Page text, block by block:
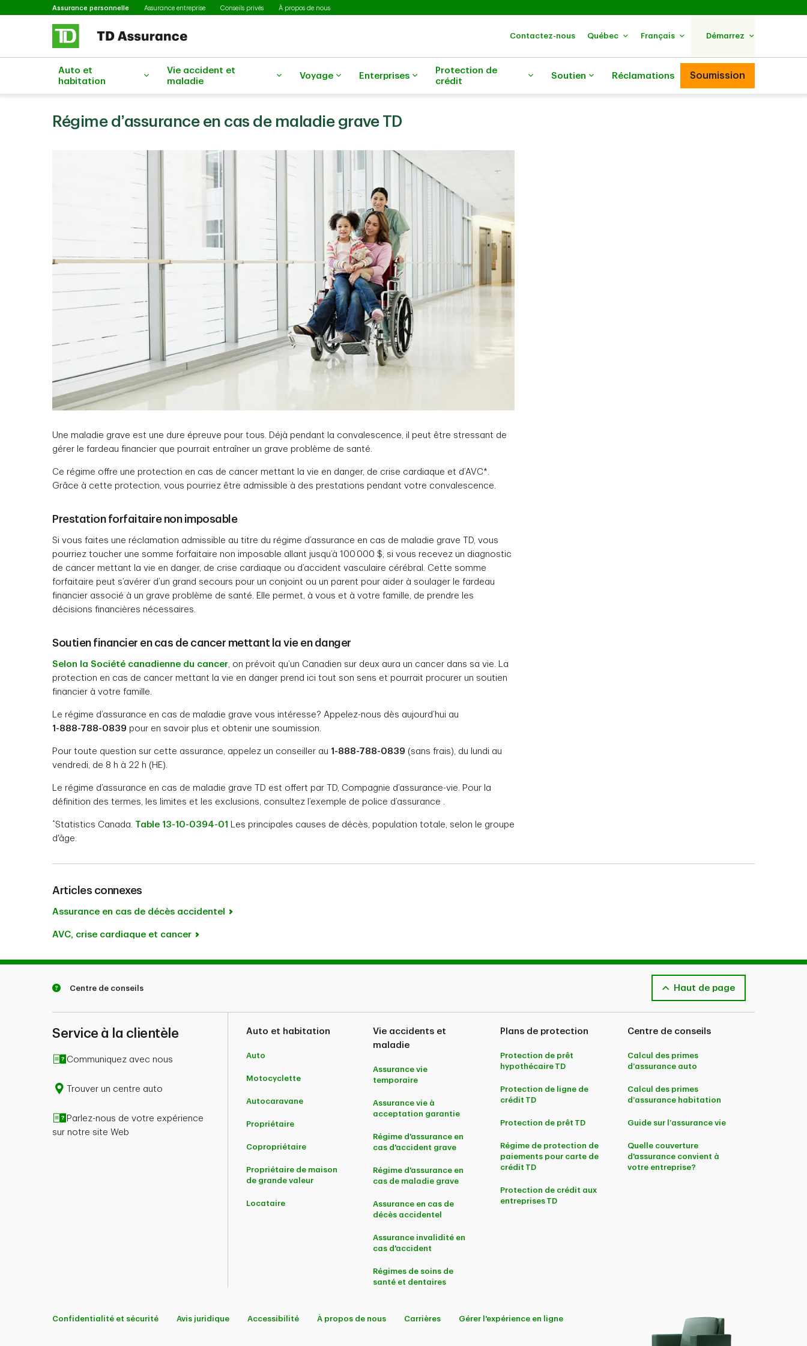
Passer au contenu principal
Assurance personnelle Sélectionné
Assurance entreprise Conseils privés À propos de nous
Contactez-nous Québec Français Démarrez
Auto et
habitation
Vie accident et
maladie
Voyage Enterprises
Protection de
crédit
Soutien Réclamations Soumission
Régime d’assurance en cas de maladie grave TD
Une maladie grave est une dure épreuve pour tous. Déjà pendant la convalescence, il peut être stressant de
gérer le fardeau financier que pourrait entraîner un grave problème de santé.
Ce régime offre une protection en cas de cancer mettant la vie en danger, de crise cardiaque et d’AVC*.
Grâce à cette protection, vous pourriez être admissible à des prestations pendant votre convalescence.
Prestation forfaitaire non imposable
Si vous faites une réclamation admissible au titre du régime d’assurance en cas de maladie grave TD, vous
pourriez toucher une somme forfaitaire non imposable allant jusqu’à 100 000 $, si vous recevez un diagnostic
de cancer mettant la vie en danger, de crise cardiaque ou d’accident vasculaire cérébral. Cette somme
forfaitaire peut s’avérer d’un grand secours pour un conjoint ou un parent pour aider à soulager le fardeau
financier associé à un grave problème de santé. Elle permet, à vous et à votre famille, de prendre les
décisions financières nécessaires.
Soutien financier en cas de cancer mettant la vie en danger
Selon la Société canadienne du cancer , on prévoit qu’un Canadien sur deux aura un cancer dans sa vie. La
protection en cas de cancer mettant la vie en danger prend ici tout son sens et pourrait procurer un soutien
financier à votre famille.
Le régime d’assurance en cas de maladie grave vous intéresse? Appelez-nous dès aujourd’hui au
1-888-788-0839 pour en savoir plus et obtenir une soumission.
Pour toute question sur cette assurance, appelez un conseiller au 1-888-788-0839 (sans frais), du lundi au
vendredi, de 8 h à 22 h (HE).
Le régime d’assurance en cas de maladie grave TD est offert par TD, Compagnie d’assurance-vie. Pour la
définition des termes, les limites et les exclusions, consultez l’exemple de police d’assurance .
*Statistics Canada. Table 13-10-0394-01
Les principales causes de décès, population totale, selon le groupe
d'âge.
Articles connexes
Assurance en cas de décès accidentel
AVC, crise cardiaque et cancer
Centre de conseils Haut de page
Service à la clientèle
Communiquez avec nous
Trouver un centre auto
Parlez-nous de votre expérience
sur notre site Web
Auto et habitation
Auto
Motocyclette
Autocaravane
Propriétaire
Copropriétaire
Propriétaire de maison
de grande valeur
Locataire
Vie accidents et
maladie
Assurance vie
temporaire
Assurance vie à
acceptation garantie
Régime d'assurance en
cas d'accident grave
Régime d'assurance en
cas de maladie grave
Assurance en cas de
décès accidentel
Assurance invalidité en
cas d'accident
Régimes de soins de
santé et dentaires
Plans de protection
Protection de prêt
hypothécaire TD
Protection de ligne de
crédit TD
Protection de prêt TD
Régime de protection de
paiements pour carte de
crédit TD
Protection de crédit aux
entreprises TD
Centre de conseils
Calcul des primes
d’assurance auto
Calcul des primes
d’assurance habitation
Guide sur l’assurance vie
Quelle couverture
d'assurance convient à
votre entreprise?
Confidentialité et sécurité Avis juridique Accessibilité À propos de nous Carrières Gérer l'expérience en ligne